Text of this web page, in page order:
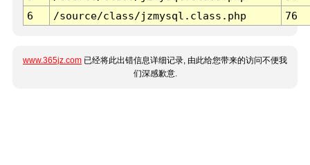
6
/source/class/jzmysql.class.php 76
www.365jz.com 已经将此出错信息详细记录, 由此给您带来的访问不便我
们深感歉意.